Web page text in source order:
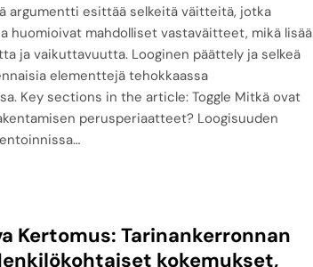
argumentti esittää selkeitä väitteitä, jotka
huomioivat mahdolliset vastaväitteet, mikä lisää
ja vaikuttavuutta. Looginen päättely ja selkeä
elementtejä tehokkaassa
Key sections in the article: Toggle Mitkä ovat
perusperiaatteet? Loogisuuden
Kertomus: Tarinankerronnan
kokemukset,